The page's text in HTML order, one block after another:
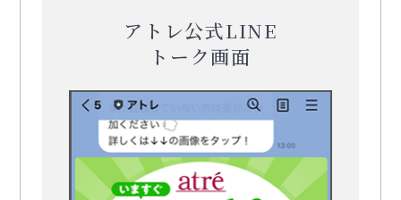
アトレ公式LINE
トーク画面